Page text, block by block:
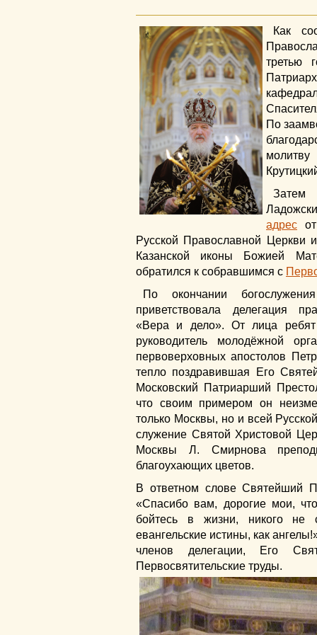
Как
третью
По
Затем
адрес
Русской Православной Церкви
Казанской иконы Божией
обратился к собравшимся с
По окончании
приветствовала делегация
«Вера и дело». От лица
руководитель молодёжной
первоверховных апостолов
тепло поздравившая Его
Московский Патриарший
что своим примером он
только Москвы, но и всей
служение Святой Христовой
Москвы Л. Смирнова
благоухающих цветов.
В ответном слове Святейший
«Спасибо вам, дорогие мои,
бойтесь в жизни, никого не
евангельские истины, как
членов делегации, Его
Первосвятительские труды.